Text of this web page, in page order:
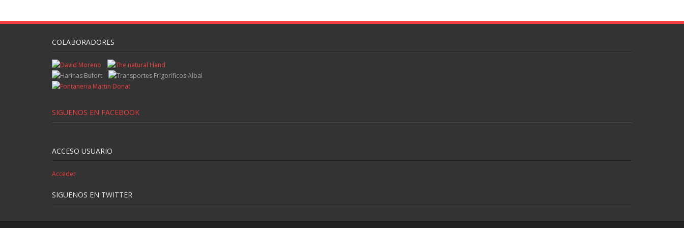
COLABORADORES
SIGUENOS EN FACEBOOK
ACCESO USUARIO
Acceder
SIGUENOS EN TWITTER